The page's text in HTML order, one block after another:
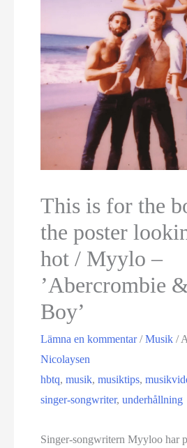
This is for the
the poster
hot / Myylo –
’Abercrombie
Boy’
Lämna en kommentar /Musik /
Nicolaysen
hbtq,musik,musiktips,
singer-songwriter,underhållning
Singer-songwritern Myyloo har